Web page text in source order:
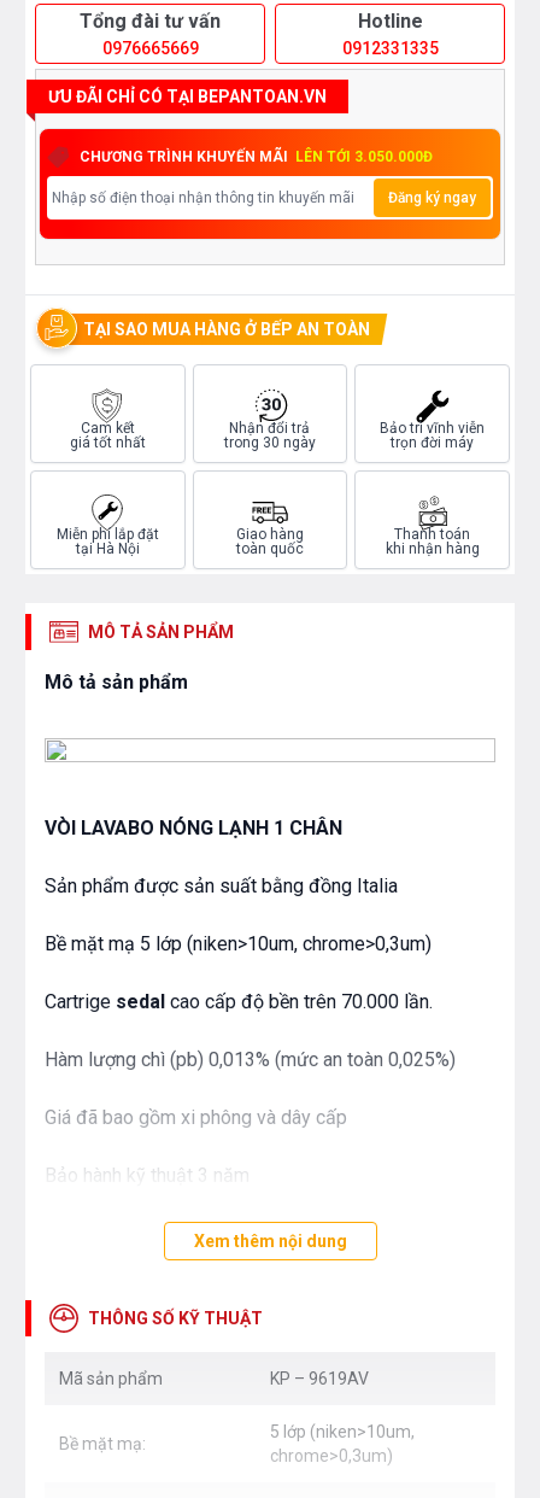
Tổng đài tư vấn
0976665669
Hotline
0912331335
ƯU ĐÃI CHỈ CÓ TẠI BEPANTOAN.VN
CHƯƠNG TRÌNH KHUYẾN MÃI LÊN TỚI 3.050.000Đ
Đăng ký ngay
TẠI SAO MUA HÀNG Ở BẾP AN TOÀN
Cam kết
giá tốt nhất
Nhận đổi trả
trong 30 ngày
Bảo trì vĩnh viễn
trọn đời máy
Miễn phí lắp đặt
tại Hà Nội
Giao hàng
toàn quốc
Thanh toán
khi nhận hàng
MÔ TẢ SẢN PHẨM
Mô tả sản phẩm
VÒI LAVABO NÓNG LẠNH 1 CHÂN
Sản phẩm được sản suất bằng đồng Italia
Bề mặt mạ 5 lớp (niken>10um, chrome>0,3um)
Cartrige sedal cao cấp độ bền trên 70.000 lần.
Hàm lượng chì (pb) 0,013% (mức an toàn 0,025%)
Giá đã bao gồm xi phông và dây cấp
Bảo hành kỹ thuật 3 năm
Xem thêm nội dung
THÔNG SỐ KỸ THUẬT
Mã sản phẩm KP – 9619AV
Bề mặt mạ:
5 lớp (niken>10um,
chrome>0,3um)